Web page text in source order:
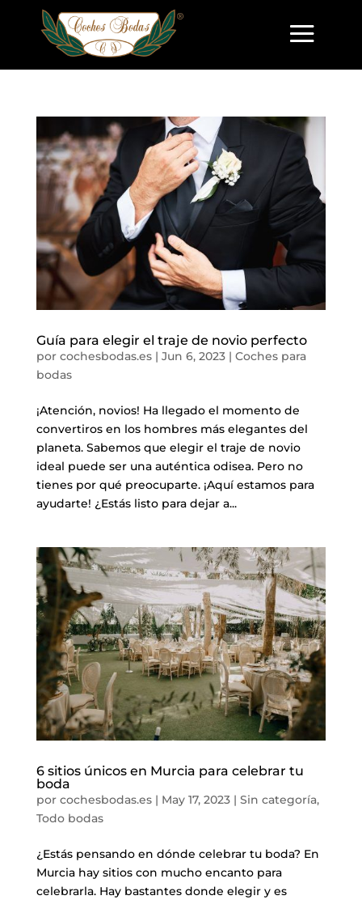
Guía para elegir el traje de novio perfecto
por cochesbodas.es| Jun 6, 2023| Coches para
bodas
¡Atención, novios! Ha llegado el momento de
convertiros en los hombres más elegantes del
planeta. Sabemos que elegir el traje de novio
ideal puede ser una auténtica odisea. Pero no
tienes por qué preocuparte. ¡Aquí estamos para
ayudarte! ¿Estás listo para dejar a...
6 sitios únicos en Murcia para celebrar tu
boda
por cochesbodas.es| May 17, 2023| Sin categoría,
Todo bodas
¿Estás pensando en dónde celebrar tu boda? En
Murcia hay sitios con mucho encanto para
celebrarla. Hay bastantes donde elegir y es